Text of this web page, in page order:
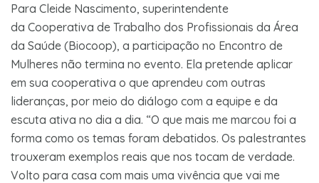
Para Cleide Nascimento, superintendente
da Cooperativa de Trabalho dos Profissionais da Área
da Saúde (Biocoop), a participação no Encontro de
Mulheres não termina no evento. Ela pretende aplicar
em sua cooperativa o que aprendeu com outras
lideranças, por meio do diálogo com a equipe e da
escuta ativa no dia a dia. “O que mais me marcou foi a
forma como os temas foram debatidos. Os palestrantes
trouxeram exemplos reais que nos tocam de verdade.
Volto para casa com mais uma vivência que vai me